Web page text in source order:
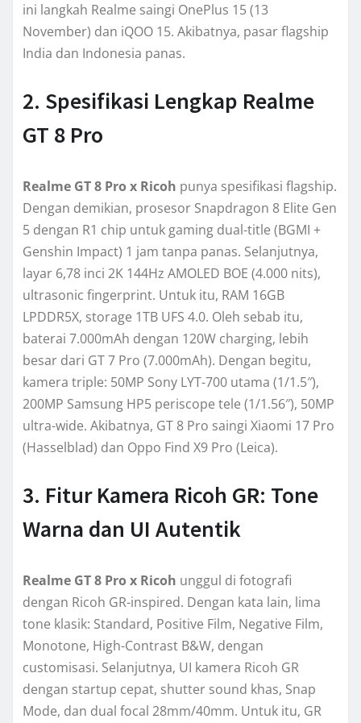
ini langkah Realme saingi OnePlus 15 (13
November) dan iQOO 15. Akibatnya, pasar flagship
India dan Indonesia panas.
2. Spesifikasi Lengkap Realme
GT 8 Pro
Realme GT 8 Pro x Ricoh punya spesifikasi flagship.
Dengan demikian, prosesor Snapdragon 8 Elite Gen
5 dengan R1 chip untuk gaming dual-title (BGMI +
Genshin Impact) 1 jam tanpa panas. Selanjutnya,
layar 6,78 inci 2K 144Hz AMOLED BOE (4.000 nits),
ultrasonic fingerprint. Untuk itu, RAM 16GB
LPDDR5X, storage 1TB UFS 4.0. Oleh sebab itu,
baterai 7.000mAh dengan 120W charging, lebih
besar dari GT 7 Pro (7.000mAh). Dengan begitu,
kamera triple: 50MP Sony LYT-700 utama (1/1.5″),
200MP Samsung HP5 periscope tele (1/1.56″), 50MP
ultra-wide. Akibatnya, GT 8 Pro saingi Xiaomi 17 Pro
(Hasselblad) dan Oppo Find X9 Pro (Leica).
3. Fitur Kamera Ricoh GR: Tone
Warna dan UI Autentik
Realme GT 8 Pro x Ricoh unggul di fotografi
dengan Ricoh GR-inspired. Dengan kata lain, lima
tone klasik: Standard, Positive Film, Negative Film,
Monotone, High-Contrast B&W, dengan
customisasi. Selanjutnya, UI kamera Ricoh GR
dengan startup cepat, shutter sound khas, Snap
Mode, dan dual focal 28mm/40mm. Untuk itu, GR